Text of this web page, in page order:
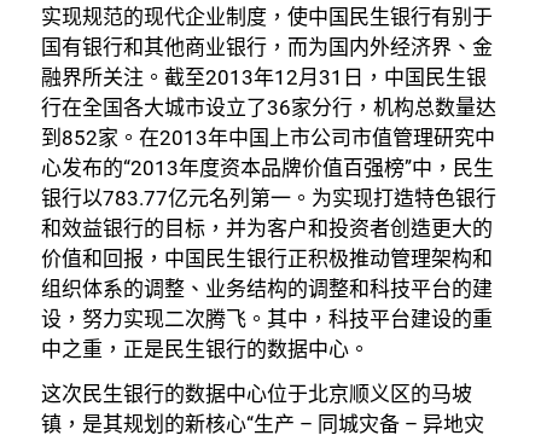
实现规范的现代企业制度，使中国民生银行有别于
国有银行和其他商业银行，而为国内外经济界、金
融界所关注。截至2013年12月31日，中国民生银
行在全国各大城市设立了36家分行，机构总数量达
到852家。在2013年中国上市公司市值管理研究中
心发布的“2013年度资本品牌价值百强榜”中，民生
银行以783.77亿元名列第一。为实现打造特色银行
和效益银行的目标，并为客户和投资者创造更大的
价值和回报，中国民生银行正积极推动管理架构和
组织体系的调整、业务结构的调整和科技平台的建
设，努力实现二次腾飞。其中，科技平台建设的重
中之重，正是民生银行的数据中心。
这次民生银行的数据中心位于北京顺义区的马坡
镇，是其规划的新核心“生产 – 同城灾备 – 异地灾